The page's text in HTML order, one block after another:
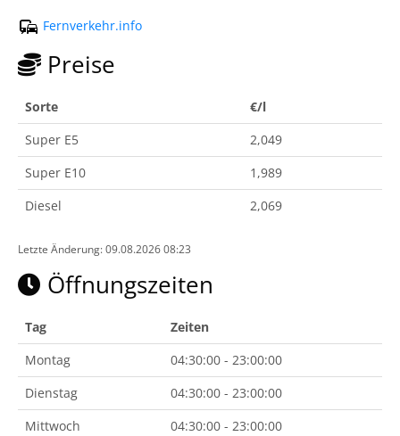
Fernverkehr.info
Preise
Sorte
€/l
Super E5
2,049
Super E10
1,989
Diesel
2,069
Letzte Änderung: 09.08.2026 08:23
Öffnungszeiten
Tag
Zeiten
Montag
04:30:00 - 23:00:00
Dienstag
04:30:00 - 23:00:00
Mittwoch
04:30:00 - 23:00:00